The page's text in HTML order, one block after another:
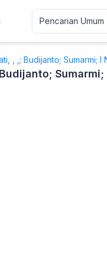
, ,; Budijanto; Sumarmi; I
Sumarmi;